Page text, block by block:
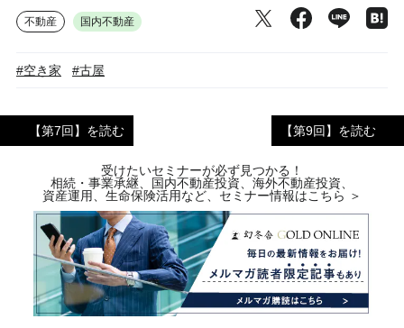
不動産 国内不動産
#空き家 #古屋
【第7回】を読む 【第9回】を読む
受けたいセミナーが必ず見つかる！
相続・事業承継、国内不動産投資、海外不動産投資、
資産運用、生命保険活用など、セミナー情報はこちら ＞